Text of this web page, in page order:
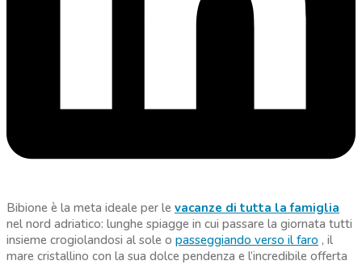
Bibione è la meta ideale per le vacanze di tutta la famiglia
nel nord adriatico: lunghe spiagge in cui passare la giornata tutti
insieme crogiolandosi al sole o passeggiando verso il faro , il
mare cristallino con la sua dolce pendenza e l’incredibile offerta